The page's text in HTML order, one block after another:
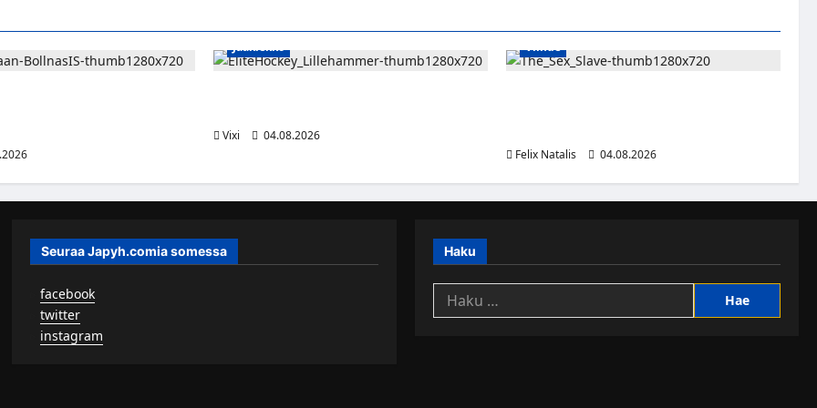
Jääkiekko
Vixi
04.08.2026
Viihde
Felix Natalis
04.08.2026
Seuraa Japyh.comia somessa
▹facebook
▹twitter
instagram
Haku
Haku: